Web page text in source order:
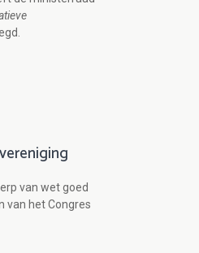
van wet goed
van het Congres